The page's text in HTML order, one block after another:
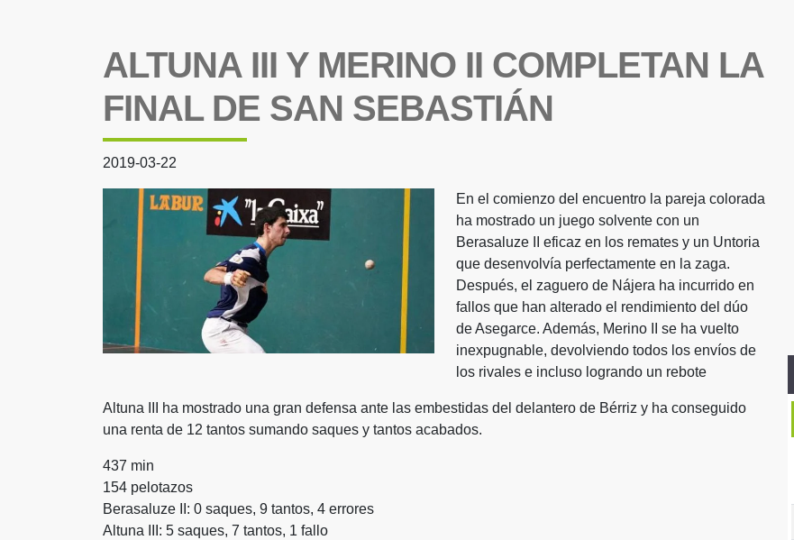
ALTUNA III Y MERINO II COMPLETAN LA
FINAL DE SAN SEBASTIÁN
2019-03-22
En el comienzo del encuentro la pareja colorada
ha mostrado un juego solvente con un
Berasaluze II eficaz en los remates y un Untoria
que desenvolvía perfectamente en la zaga.
Después, el zaguero de Nájera ha incurrido en
fallos que han alterado el rendimiento del dúo
de Asegarce. Además, Merino II se ha vuelto
inexpugnable, devolviendo todos los envíos de
los rivales e incluso logrando un rebote
Altuna III ha mostrado una gran defensa ante las embestidas del delantero de Bérriz y ha conseguido
una renta de 12 tantos sumando saques y tantos acabados.
437 min
154 pelotazos
Berasaluze II: 0 saques, 9 tantos, 4 errores
Altuna III: 5 saques, 7 tantos, 1 fallo